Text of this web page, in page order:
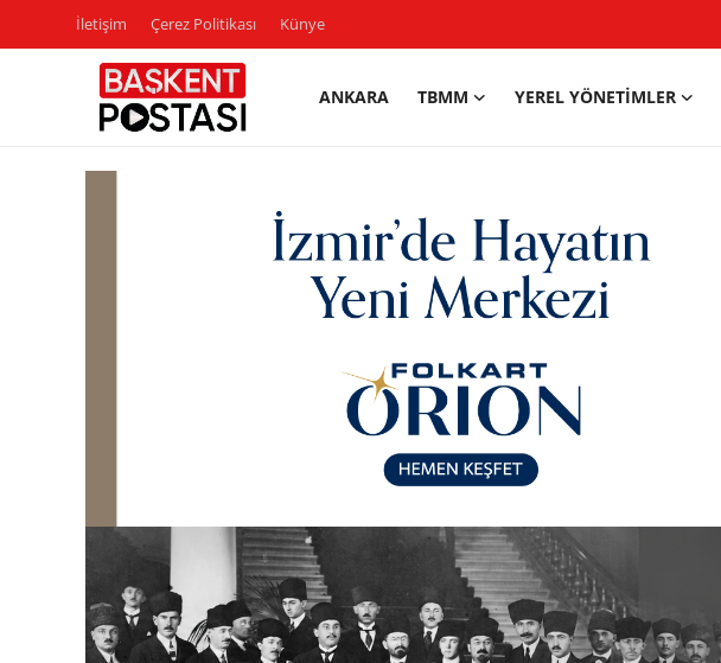
İletişim Çerez Politikası Künye
ANKARA TBMM YEREL YÖNETIMLER
Bakanlıklar
Siyasi Partiler